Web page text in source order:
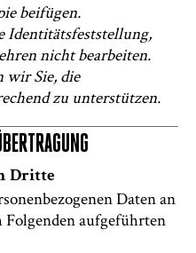
beifügen.
Identitätsfeststellung,
nicht bearbeiten.
wir Sie, die
zu unterstützen.
Dritte
Daten an
aufgeführten